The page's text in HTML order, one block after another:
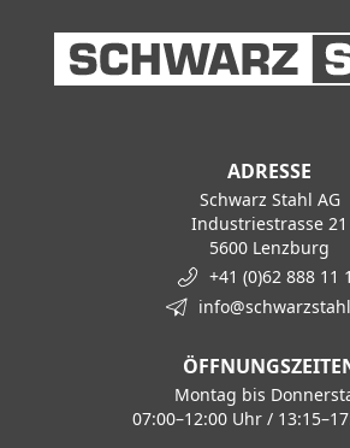
ADRESSE
Schwarz Stahl AG
Industriestrasse 21
5600 Lenzburg
+41 (0)62 888 11
Montag bis
07:00–12:00 Uhr /